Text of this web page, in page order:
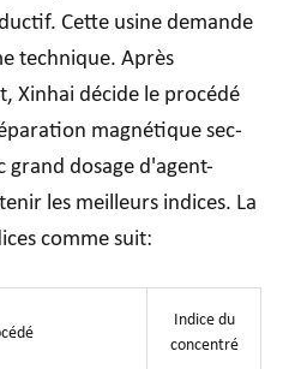
Cette usine demande
technique. Après
Xinhai décide le procédé
magnétique sec-
grand dosage d'agent-
les meilleurs indices. La
comme suit:
Indice du
concentré